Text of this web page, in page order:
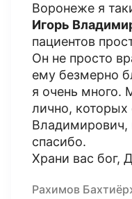
Воронеже я
Игорь
пациентов
Он не просто
ему безмерно
я очень много.
лично, которых
Владимирович,
спасибо.
Храни вас бог,
Рахимов